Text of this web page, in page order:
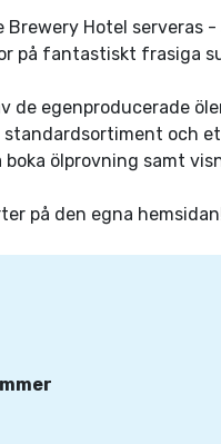
Brewery Hotel serveras
på fantastiskt frasiga
de egenproducerade
och
boka ölprovning samt
på den egna